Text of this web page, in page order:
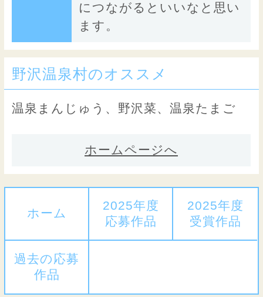
につながるといいなと思い
ます。
野沢温泉村のオススメ
温泉まんじゅう、野沢菜、温泉たまご
ホームページへ
ホーム
2025年度
応募作品
2025年度
受賞作品
過去の応募
作品